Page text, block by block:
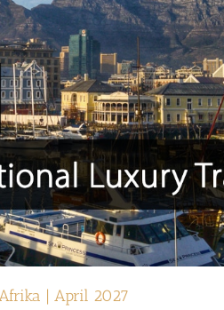
| April 2027